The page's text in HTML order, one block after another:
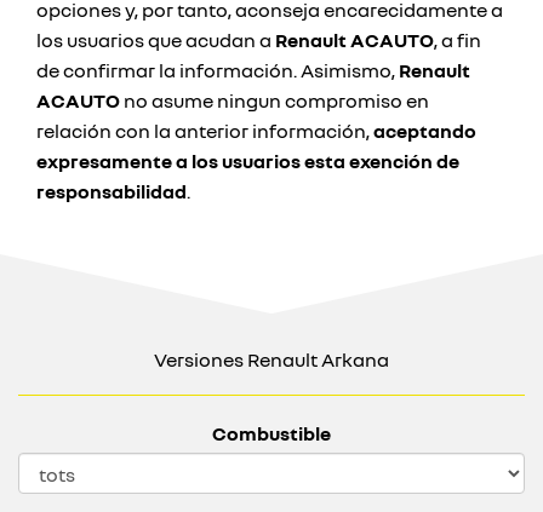
opciones y, por tanto, aconseja encarecidamente a
los usuarios que acudan a Renault ACAUTO, a fin
de confirmar la información. Asimismo, Renault
ACAUTO no asume ningun compromiso en
relación con la anterior información,aceptando
expresamente a los usuarios esta exención de
responsabilidad.
Versiones Renault Arkana
Combustible